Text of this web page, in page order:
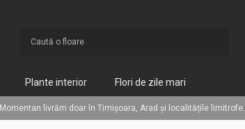
45
40
6
Plante interior Flori de zile mari
Momentan livrăm doar în Timișoara, Arad și localitățile limitrofe.